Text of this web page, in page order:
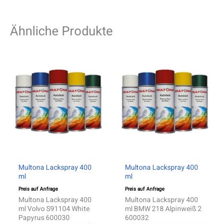
Ähnliche Produkte
Multona Lackspray 400
ml
Preis auf Anfrage
Multona Lackspray 400
ml Volvo S91104 White
Papyrus 600030
Multona Lackspray 400
ml
Preis auf Anfrage
Multona Lackspray 400
ml BMW 218 Alpinweiß 2
600032